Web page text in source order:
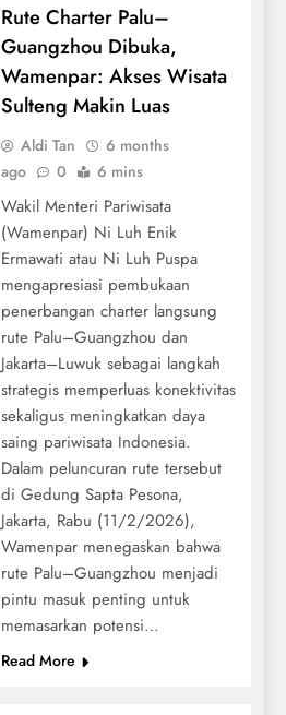
Rute Charter Palu–
Guangzhou Dibuka,
Wamenpar: Akses Wisata
Sulteng Makin Luas
Aldi Tan
6 months
ago
0 6 mins
Wakil Menteri Pariwisata
(Wamenpar) Ni Luh Enik
Ermawati atau Ni Luh Puspa
mengapresiasi pembukaan
penerbangan charter langsung
rute Palu–Guangzhou dan
Jakarta–Luwuk sebagai langkah
strategis memperluas konektivitas
sekaligus meningkatkan daya
saing pariwisata Indonesia.
Dalam peluncuran rute tersebut
di Gedung Sapta Pesona,
Jakarta, Rabu (11/2/2026),
Wamenpar menegaskan bahwa
rute Palu–Guangzhou menjadi
pintu masuk penting untuk
memasarkan potensi…
Read More